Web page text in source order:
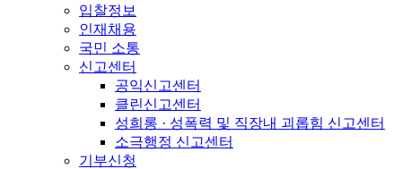
입찰정보
인재채용
국민 소통
신고센터
공익신고센터
클린신고센터
성희롱 · 성폭력 및 직장내 괴롭힘 신고센터
소극행정 신고센터
기부신청